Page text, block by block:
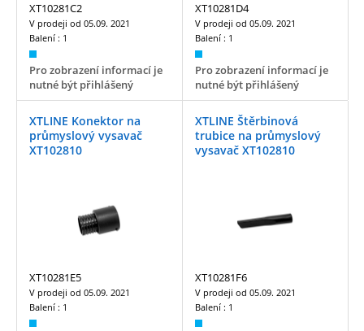
XT10281C2
V prodeji od 05.09. 2021
Balení : 1
Pro zobrazení informací je
nutné být přihlášený
XT10281D4
V prodeji od 05.09. 2021
Balení : 1
Pro zobrazení informací je
nutné být přihlášený
XTLINE Konektor na
průmyslový vysavač
XT102810
XT10281E5
V prodeji od 05.09. 2021
Balení : 1
XTLINE Štěrbinová
trubice na průmyslový
vysavač XT102810
XT10281F6
V prodeji od 05.09. 2021
Balení : 1